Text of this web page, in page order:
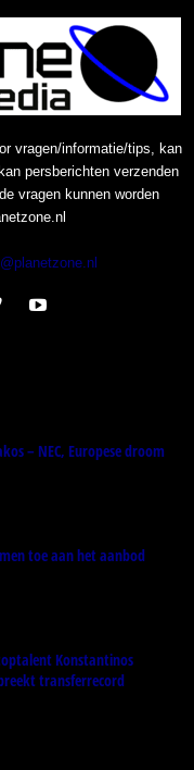
vragen/informatie/tips, kan
persberichten verzenden
vragen kunnen worden
– NEC, Europese droom
toe aan het aanbod
Konstantinos
transferrecord